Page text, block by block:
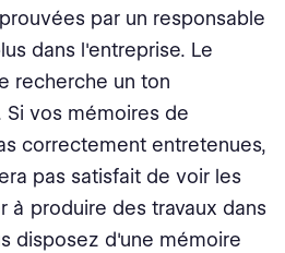
par un responsable
dans l'entreprise. Le
recherche un ton
vos mémoires de
correctement entretenues,
pas satisfait de voir les
à produire des travaux dans
disposez d'une mémoire